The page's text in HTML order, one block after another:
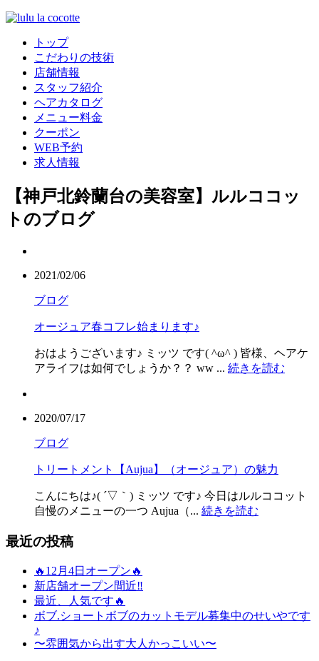
トップ
こだわりの技術
店舗情報
スタッフ紹介
ヘアカタログ
メニュー料金
クーポン
WEB予約
求人情報
【神戸北鈴蘭台の美容室】ルルココッ
トのブログ
2021/02/06
ブログ
オージュア春コフレ始まります♪
おはようございます♪ ミッツ です( ^ω^ ) 皆様、ヘアケ
アライフは如何でしょうか？？ ww ... 続きを読む
2020/07/17
ブログ
トリートメント【Aujua】（オージュア）の魅力
こんにちは♪( ´▽｀) ミッツ です♪ 今日はルルココット
自慢のメニューの一つ Aujua（... 続きを読む
最近の投稿
🔥12月4日オープン🔥
新店舗オープン間近‼️
最近、人気です🔥
ボブ.ショートボブのカットモデル募集中のせいやです
♪
〜雰囲気から出す大人かっこいい〜